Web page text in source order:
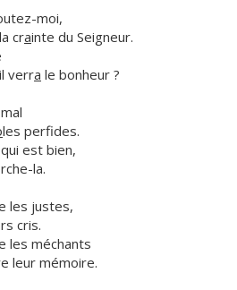
moi,
crainte du Seigneur.
verra le bonheur ?
les perfides.
est bien,
la.
les justes,
cris.
les méchants
leur mémoire.